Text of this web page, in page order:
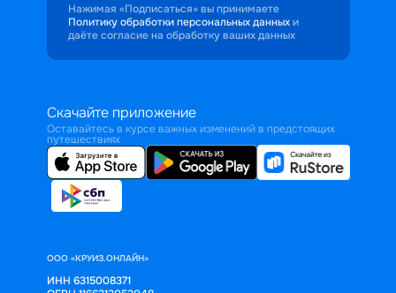
Нажимая «Подписаться» вы принимаете
Политику обработки персональных данных и
даёте согласие на обработку ваших данных
Скачайте приложение
Оставайтесь в курсе важных изменений в предстоящих
путешествиях
ООО «КРУИЗ.ОНЛАЙН»
ИНН 6315008371